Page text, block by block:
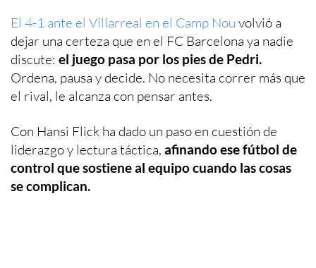
El 4-1 ante el Villarreal en el Camp Nou volvió a
dejar una certeza que en el FC Barcelona ya nadie
discute: el juego pasa por los pies de Pedri.
Ordena, pausa y decide. No necesita correr más que
el rival, le alcanza con pensar antes.
Con Hansi Flick ha dado un paso en cuestión de
liderazgo y lectura táctica, afinando ese fútbol de
control que sostiene al equipo cuando las cosas
se complican.